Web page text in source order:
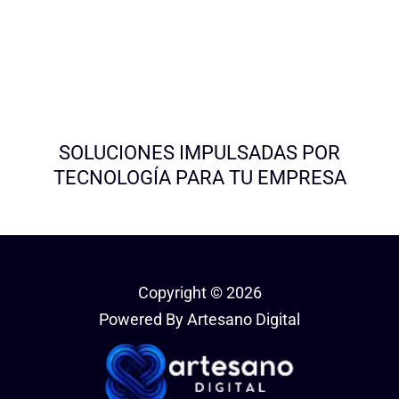
SOLUCIONES IMPULSADAS POR
TECNOLOGÍA PARA TU EMPRESA
Copyright © 2026
Powered By Artesano Digital